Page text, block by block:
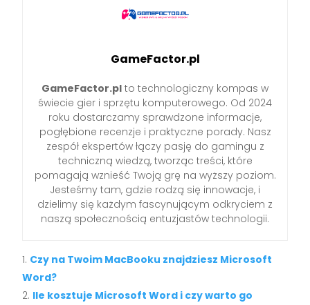
GameFactor.pl
GameFactor.pl to technologiczny kompas w
świecie gier i sprzętu komputerowego. Od 2024
roku dostarczamy sprawdzone informacje,
pogłębione recenzje i praktyczne porady. Nasz
zespół ekspertów łączy pasję do gamingu z
techniczną wiedzą, tworząc treści, które
pomagają wznieść Twoją grę na wyższy poziom.
Jesteśmy tam, gdzie rodzą się innowacje, i
dzielimy się każdym fascynującym odkryciem z
naszą społecznością entuzjastów technologii.
Czy na Twoim MacBooku znajdziesz Microsoft
Word?
Ile kosztuje Microsoft Word i czy warto go